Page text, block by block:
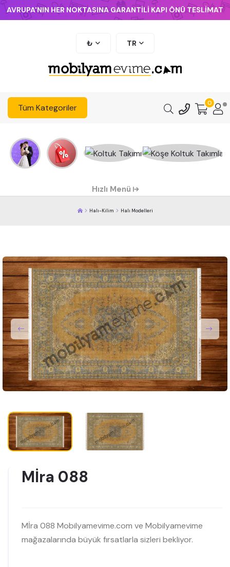
AVRUPA'NIN HER NOKTASINA GARANTİLİ KAPI ÖNÜ TESLİMAT
₺ TR
Tüm Kategoriler 0
Hızlı Menü
Halı-Kilim Halı Modelleri
Mİra 088
Mİra 088 Mobilyamevime.com ve Mobilyamevime
mağazalarında büyük fırsatlarla sizleri bekliyor.